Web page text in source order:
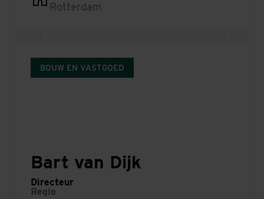
Rotterdam
BOUW EN VASTGOED
Bart van Dijk
Directeur
Regio